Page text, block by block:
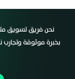
نحن فريق تسويق
بخبرة موثوقة وتجارب